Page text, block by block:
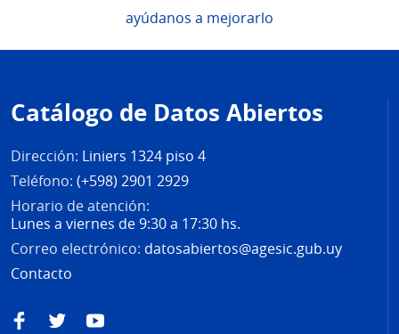
ayúdanos a mejorarlo
de
página
Catálogo de Datos Abiertos
Dirección: Liniers 1324 piso 4
Teléfono: (+598) 2901 2929
Horario de atención:
Lunes a viernes de 9:30 a 17:30 hs.
Correo electrónico: datosabiertos@agesic.gub.uy
Contacto
FacebookTwitterYouTube